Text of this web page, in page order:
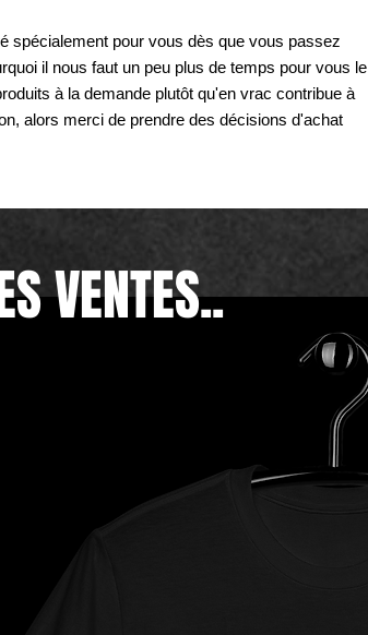
spécialement pour vous dès que vous passez
il nous faut un peu plus de temps pour vous le
à la demande plutôt qu'en vrac contribue à
alors merci de prendre des décisions d'achat
VENTES..